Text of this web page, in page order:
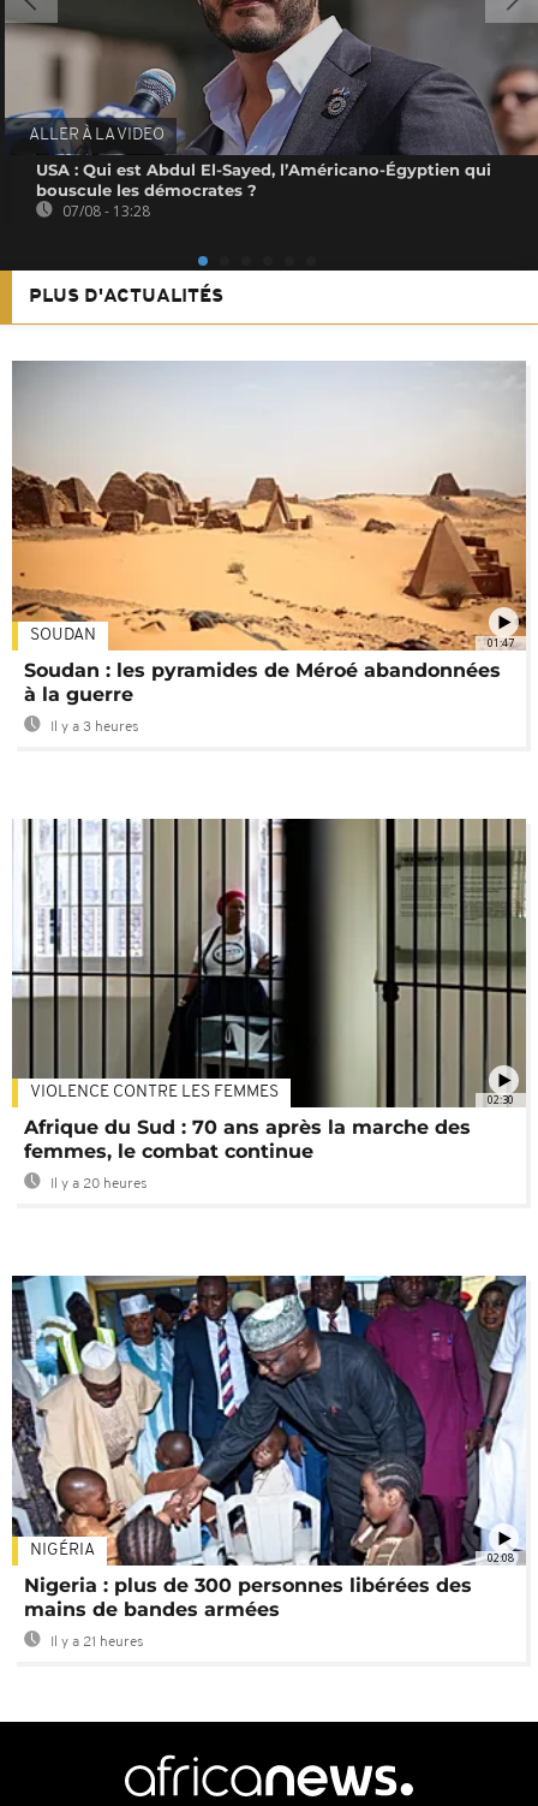
ALLER À LA VIDEO
USA : Qui est Abdul El-Sayed, l’Américano-Égyptien qui
bouscule les démocrates ?
07/08 - 13:28
PLUS D'ACTUALITÉS
01:47
SOUDAN
Soudan : les pyramides de Méroé abandonnées
à la guerre
Il y a 3 heures
02:30
VIOLENCE CONTRE LES FEMMES
Afrique du Sud : 70 ans après la marche des
femmes, le combat continue
Il y a 20 heures
02:08
NIGÉRIA
Nigeria : plus de 300 personnes libérées des
mains de bandes armées
Il y a 21 heures